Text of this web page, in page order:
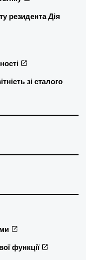
резидента Дія
зі сталого
функції